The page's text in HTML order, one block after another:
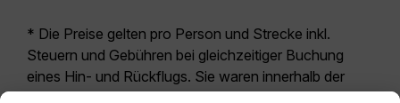
* Die Preise gelten pro Person und Strecke inkl.
Steuern und Gebühren bei gleichzeitiger Buchung
eines Hin- und Rückflugs. Sie waren innerhalb der
letzten 24 Stunden verfügbar und sind